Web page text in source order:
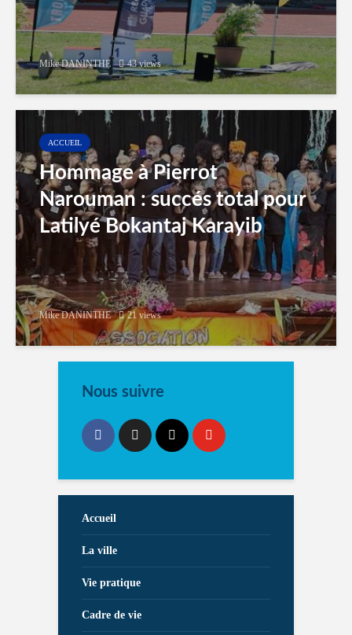
Mike DANINTHE 43 views
ACCUEIL
Hommage à Pierrot
Narouman : succés total pour
Latilyé Bokantaj Karayib
Mike DANINTHE 21 views
Nous suivre
Accueil
La ville
Vie pratique
Cadre de vie